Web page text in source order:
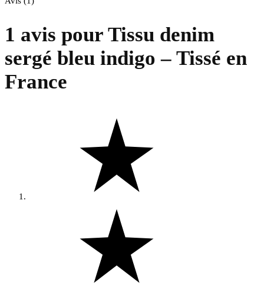
1 avis pour Tissu denim
sergé bleu indigo – Tissé en
France